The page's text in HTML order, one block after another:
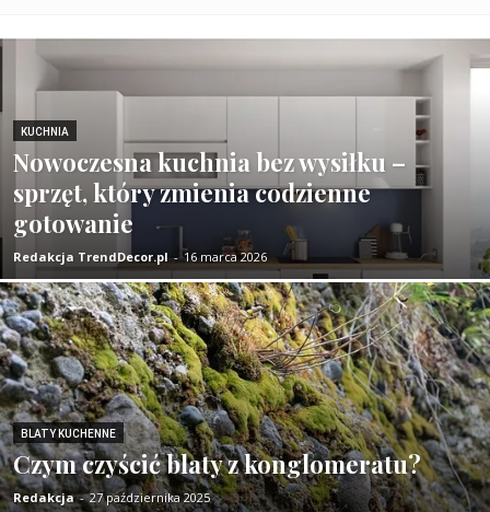
KUCHNIA
Nowoczesna kuchnia bez wysiłku –
sprzęt, który zmienia codzienne
gotowanie
Redakcja TrendDecor.pl - 16 marca 2026
BLATY KUCHENNE
Czym czyścić blaty z konglomeratu?
Redakcja - 27 października 2025